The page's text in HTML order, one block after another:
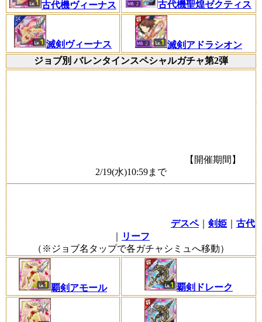
古代機ヴィーナス 古代機聖煌ゼクティス
滅剣ヴィーナス
滅剣アドラシオン
ジョブ別 バレンタインスペシャルガチャ第2弾
【開催期間】
2/19(水)10:59まで
デスペ｜ 剣姫
古代
リーフ
（※ジョブ名タップで各ガチャシミュへ移動）
覇剣アモール 覇剣ドレーク